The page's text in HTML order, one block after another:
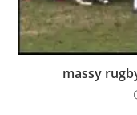
massy